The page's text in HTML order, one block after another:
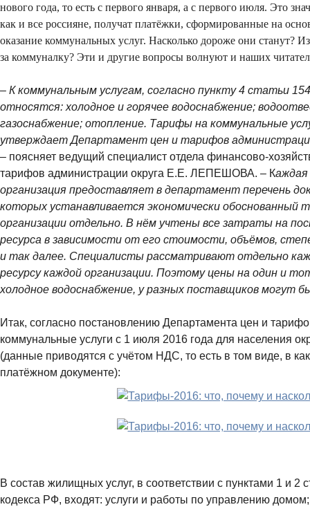
нового года, то есть с первого января, а с первого июля. Это
как и все россияне, получат платёжки, сформированные на
оказание коммунальных услуг. Насколько дороже они станут?
за коммуналку? Эти и другие вопросы волнуют и наших
– К коммунальным услугам, согласно пункту 4 статьи
относятся: холодное и горячее водоснабжение;
газоснабжение; отопление. Тарифы на коммунальные
утверждает Департамент цен и тарифов
– поясняет ведущий специалист отдела финансово-
тарифов администрации округа Е.Е. ЛЕПЕШОВА. – К
организация предоставляет в департамент перечень
которых устанавливается экономически обоснованный
организации отдельно. В нём учтены все затраты на
ресурса в зависимости от его стоимости, объёмов,
и так далее. Специалисты рассматривают отдельно
ресурсу каждой организации. Поэтому цены на один и
холодное водоснабжение, у разных поставщиков могут
Итак, согласно постановлению Департамента цен и
коммунальные услуги с 1 июля 2016 года для населения
(данные приводятся с учётом НДС, то есть в том виде, в
платёжном документе):
В состав жилищных услуг, в соответствии с пунктами 1 и 2
кодекса РФ, входят: услуги и работы по управлению